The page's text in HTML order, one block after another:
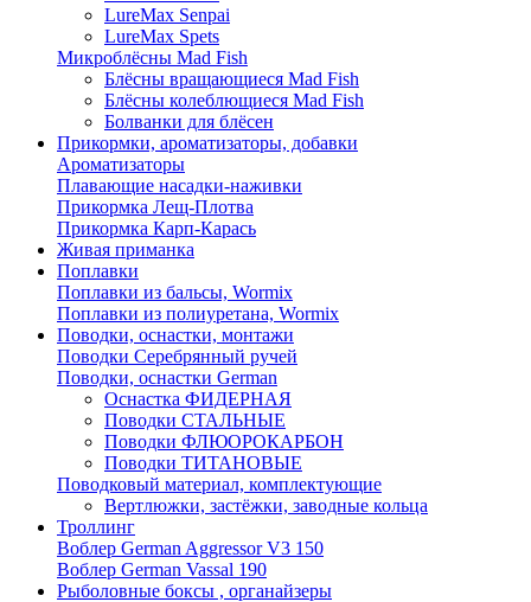
LureMax Senpai
LureMax Spets
Микроблёсны Mad Fish
Блёсны вращающиеся Mad Fish
Блёсны колеблющиеся Mad Fish
Болванки для блёсен
Прикормки, ароматизаторы, добавки
Ароматизаторы
Плавающие насадки-наживки
Прикормка Лещ-Плотва
Прикормка Карп-Карась
Живая приманка
Поплавки
Поплавки из бальсы, Wormix
Поплавки из полиуретана, Wormix
Поводки, оснастки, монтажи
Поводки Серебрянный ручей
Поводки, оснастки German
Оснастка ФИДЕРНАЯ
Поводки СТАЛЬНЫЕ
Поводки ФЛЮОРОКАРБОН
Поводки ТИТАНОВЫЕ
Поводковый материал, комплектующие
Вертлюжки, застёжки, заводные кольца
Троллинг
Воблер German Aggressor V3 150
Воблер German Vassal 190
Рыболовные боксы , органайзеры